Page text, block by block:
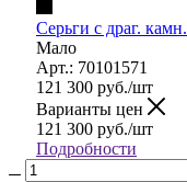
Серьги с драг. камн.
Мало
Арт.: 70101571
121 300 руб./шт
Варианты цен
121 300 руб./шт
Подробности